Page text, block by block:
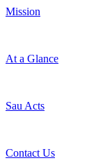
Mission
At a Glance
Sau Acts
Contact Us